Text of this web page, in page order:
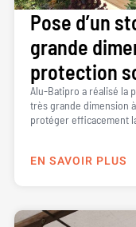
Pose d’un
grande
protection
Alu-Batipro a réalisé la
très grande dimension
protéger efficacement
EN SAVOIR PLUS